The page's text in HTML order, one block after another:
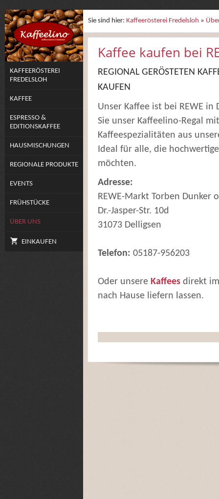
KAFFEERÖSTEREI
FREDELSLOH
KAFFEE
ESPRESSO &
EDITIONSKAFFEE
HAUSMISCHUNGEN
REGIONALE PRODUKTE
EVENTS
FRÜHSTÜCKE
ÜBER UNS
EINKAUFEN
Sie sind hier: Kaffeerösterei Fredelsloh »
Kaffee kaufen bei
REGIONAL GERÖSTETEN
KAUFEN
Unser Kaffee ist bei REWE
Sie unser Kaffeelino-Regal
Kaffeespezialitäten aus
Ideal für alle, die
möchten.
Adresse:
REWE-Markt Torben Dunker
Dr.-Jasper-Str. 10d
31073 Delligsen
Telefon: 05187-956203
Oder unsere Kaffees direkt
nach Hause liefern lassen.